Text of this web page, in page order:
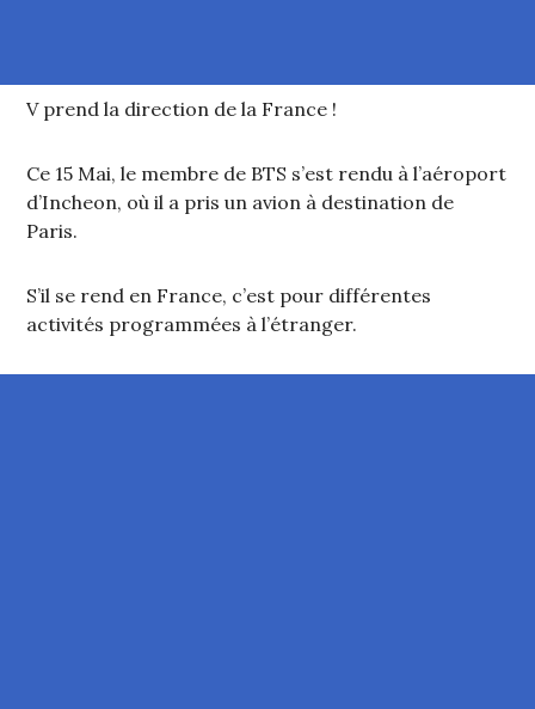
V prend la direction de la France !
Ce 15 Mai, le membre de BTS s’est rendu à l’aéroport
d’Incheon, où il a pris un avion à destination de
Paris.
S’il se rend en France, c’est pour différentes
activités programmées à l’étranger.